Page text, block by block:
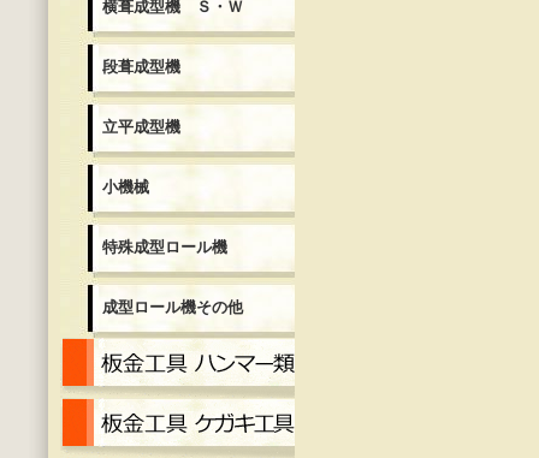
横葺成型機 Ｓ・Ｗ
段葺成型機
立平成型機
小機械
特殊成型ロール機
成型ロール機その他